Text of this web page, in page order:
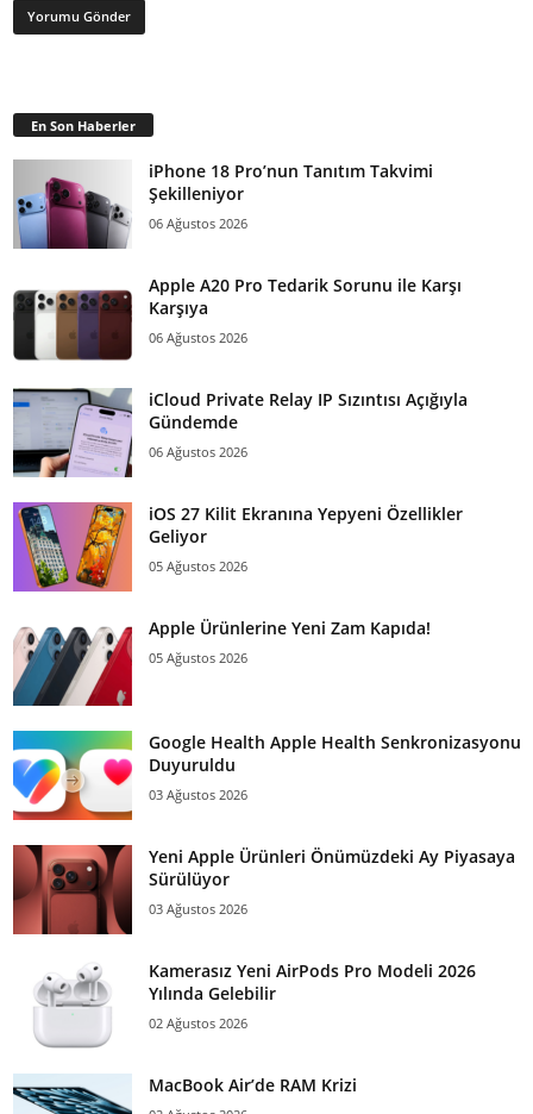
En Son Haberler
iPhone 18 Pro’nun Tanıtım Takvimi
Şekilleniyor
06 Ağustos 2026
Apple A20 Pro Tedarik Sorunu ile Karşı
Karşıya
06 Ağustos 2026
iCloud Private Relay IP Sızıntısı Açığıyla
Gündemde
06 Ağustos 2026
iOS 27 Kilit Ekranına Yepyeni Özellikler
Geliyor
05 Ağustos 2026
Apple Ürünlerine Yeni Zam Kapıda!
05 Ağustos 2026
Google Health Apple Health Senkronizasyonu
Duyuruldu
03 Ağustos 2026
Yeni Apple Ürünleri Önümüzdeki Ay Piyasaya
Sürülüyor
03 Ağustos 2026
Kamerasız Yeni AirPods Pro Modeli 2026
Yılında Gelebilir
02 Ağustos 2026
MacBook Air’de RAM Krizi